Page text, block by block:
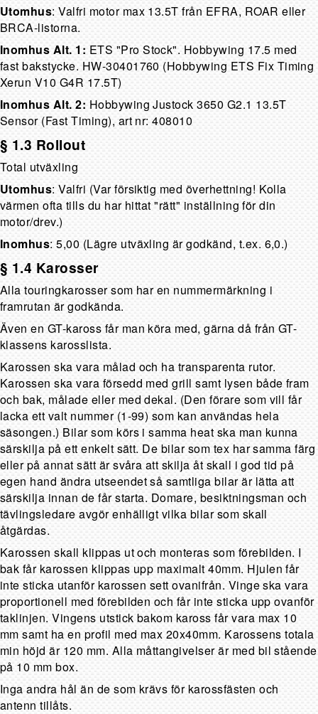
Utomhus: Valfri motor max 13.5T från EFRA, ROAR eller
BRCA-listorna.
Inomhus Alt. 1: ETS "Pro Stock". Hobbywing 17.5 med
fast bakstycke. HW-30401760 (Hobbywing ETS Fix Timing
Xerun V10 G4R 17.5T)
Inomhus Alt. 2: Hobbywing Justock 3650 G2.1 13.5T
Sensor (Fast Timing), art nr: 408010
§ 1.3 Rollout
Total utväxling
Utomhus: Valfri (Var försiktig med överhettning! Kolla
värmen ofta tills du har hittat "rätt" inställning för din
motor/drev.)
Inomhus: 5,00 (Lägre utväxling är godkänd, t.ex. 6,0.)
§ 1.4 Karosser
Alla touringkarosser som har en nummermärkning i
framrutan är godkända.
Även en GT-kaross får man köra med, gärna då från GT-
klassens karosslista.
Karossen ska vara målad och ha transparenta rutor.
Karossen ska vara försedd med grill samt lysen både fram
och bak, målade eller med dekal. (Den förare som vill får
lacka ett valt nummer (1-99) som kan användas hela
säsongen.) Bilar som körs i samma heat ska man kunna
särskilja på ett enkelt sätt. De bilar som tex har samma färg
eller på annat sätt är svåra att skilja åt skall i god tid på
egen hand ändra utseendet så samtliga bilar är lätta att
särskilja innan de får starta. Domare, besiktningsman och
tävlingsledare avgör enhälligt vilka bilar som skall
åtgärdas.
Karossen skall klippas ut och monteras som förebilden. I
bak får karossen klippas upp maximalt 40mm. Hjulen får
inte sticka utanför karossen sett ovanifrån. Vinge ska vara
proportionell med förebilden och får inte sticka upp ovanför
taklinjen. Vingens utstick bakom kaross får vara max 10
mm samt ha en profil med max 20x40mm. Karossens totala
min höjd är 120 mm. Alla måttangivelser är med bil stående
på 10 mm box.
Inga andra hål än de som krävs för karossfästen och
antenn tillåts.